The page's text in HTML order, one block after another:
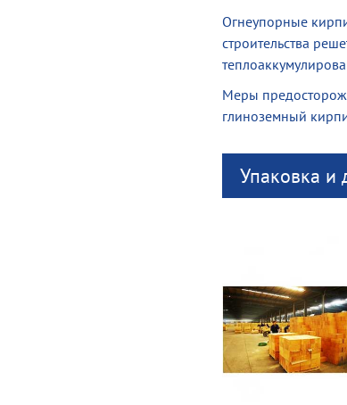
Огнеупорные
строительства
Меры
глиноземный
Упаковка и